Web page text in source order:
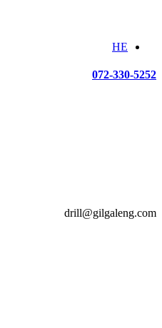
HE
072-330-5252
drill@gilgaleng.com